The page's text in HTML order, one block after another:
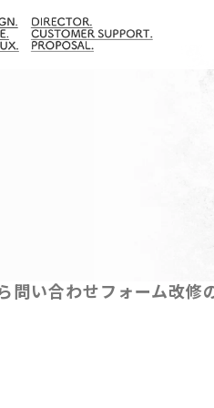
問い合わせフォーム改修